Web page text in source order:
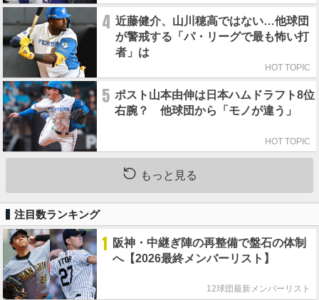
4 近藤健介、山川穂高ではない…他球団
が警戒する「パ・リーグで最も怖い打
者」は
HOT TOPIC
5 ポスト山本由伸は日本ハムドラフト8位
右腕？ 他球団から「モノが違う」
HOT TOPIC
もっと見る
注目数ランキング
1 阪神・中継ぎ陣の再整備で盤石の体制
へ【2026最終メンバーリスト】
12球団最新メンバーリスト